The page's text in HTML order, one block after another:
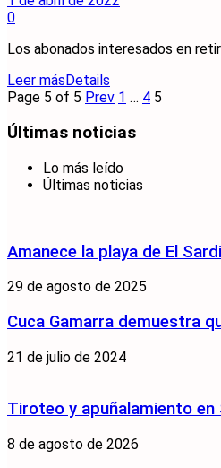
0
Los abonados interesados en
Leer más Details
Page 5 of 5 Prev 1 … 4 5
Últimas noticias
Lo más leído
Últimas noticias
Amanece la playa de El
29 de agosto de 2025
Cuca Gamarra demuestra
21 de julio de 2024
Tiroteo y apuñalamiento
8 de agosto de 2026